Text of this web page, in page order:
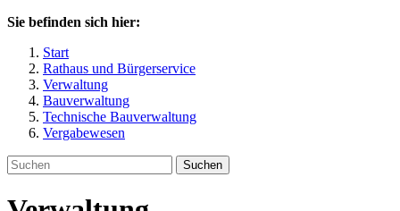
Sie befinden sich hier:
Start
Rathaus und Bürgerservice
Verwaltung
Bauverwaltung
Technische Bauverwaltung
Vergabewesen
Suchen